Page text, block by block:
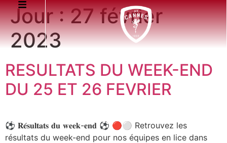
Jour :27 février
2023
RESULTATS DU WEEK-END
DU 25 ET 26 FEVRIER
⚽ 𝐑𝐞́𝐬𝐮𝐥𝐭𝐚𝐭𝐬 𝐝𝐮 𝐰𝐞𝐞𝐤-𝐞𝐧𝐝 ⚽ 🔴⚪ Retrouvez les
résultats du week-end pour nos équipes en lice dans